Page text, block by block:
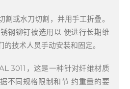
割或水刀切割，并用手工折叠。
钢铆钉被选用以 便进行长期维
技术人员手动安装和固定。
3011，这是一种针对纤维材质
不同规格限制和节 约重量的要